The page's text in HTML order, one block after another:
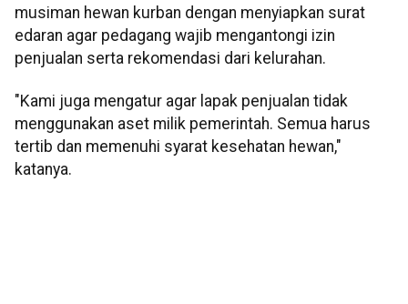
musiman hewan kurban dengan menyiapkan surat
edaran agar pedagang wajib mengantongi izin
penjualan serta rekomendasi dari kelurahan.
"Kami juga mengatur agar lapak penjualan tidak
menggunakan aset milik pemerintah. Semua harus
tertib dan memenuhi syarat kesehatan hewan,"
katanya.